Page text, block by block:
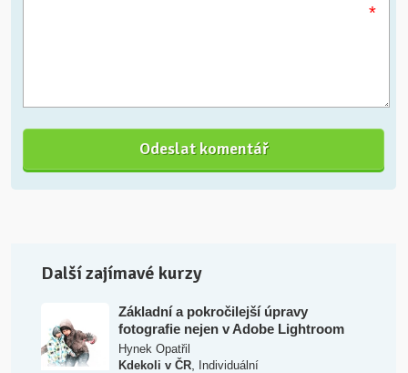
*
Další zajímavé kurzy
Základní a pokročilejší úpravy
fotografie nejen v Adobe Lightroom
Hynek Opatřil
Kdekoli v ČR, Individuální